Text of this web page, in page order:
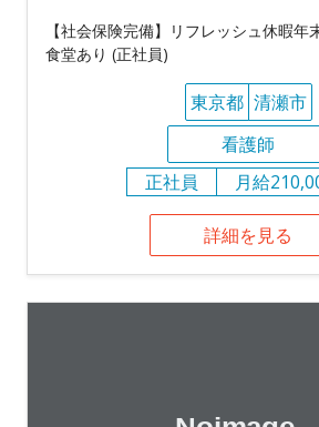
【社会保険完備】リフレッシュ休暇年
食堂あり (正社員)
東京都 清瀬市
看護師
正社員
月給
詳細を見る